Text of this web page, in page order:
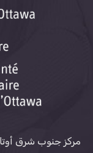
مركز جنوب شرق